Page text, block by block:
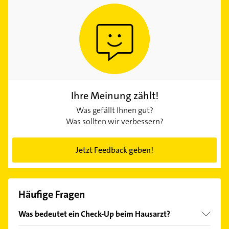
Ihre Meinung zählt!
Was gefällt Ihnen gut?
Was sollten wir verbessern?
Jetzt Feedback geben!
Häufige Fragen
Was bedeutet ein Check-Up beim Hausarzt?